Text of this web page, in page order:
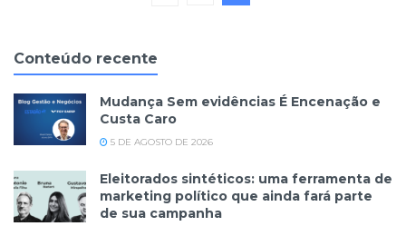
Conteúdo recente
Mudança Sem evidências É Encenação e
Custa Caro
5 DE AGOSTO DE 2026
Eleitorados sintéticos: uma ferramenta de
marketing político que ainda fará parte
de sua campanha